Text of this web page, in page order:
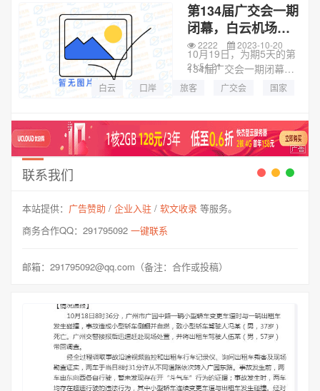
第134届广交会一期
闭幕，白云机场口
岸出入境客流持续
走高
10月19日，为期5天的第
134届广交会一期闭幕，
广州白云国际机场口岸呈
球的外籍参展客商陆续步
入边检执勤区域，推着...
2222
2023-10-20
21:54:21
白云
口岸 旅客 广交会 国家
联系我们
本站提供： 广告赞助 / 企业入驻 / 软文收录 等服务。
商务合作QQ：291795092 一键联系
邮箱：291795092@qq.com（备注：合作或投稿）